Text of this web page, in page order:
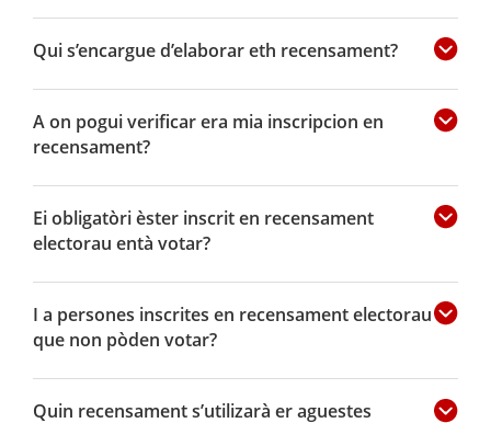
Qui s’encargue d’elaborar eth recensament?
A on pogui verificar era mia inscripcion en
recensament?
Ei obligatòri èster inscrit en recensament
electorau entà votar?
I a persones inscrites en recensament electorau
que non pòden votar?
Quin recensament s’utilizarà er aguestes